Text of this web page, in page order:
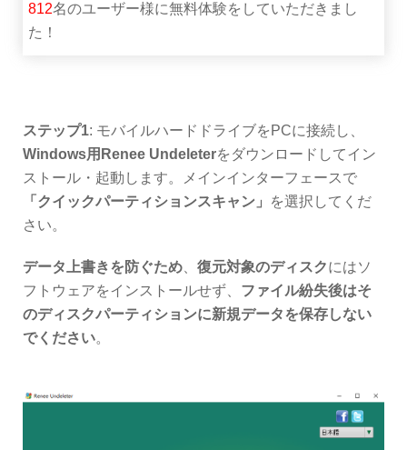
812名のユーザー様に無料体験をしていただきまし
た！
ステップ1: モバイルハードドライブをPCに接続し、
Windows用Renee Undeleterをダウンロードしてイン
ストール・起動します。メインインターフェースで
「クイックパーティションスキャン」
を選択してくだ
さい。
データ上書きを防ぐため 復元対象のディスクにはソ
フトウェアをインストールせず、 ファイル紛失後はそ
のディスクパーティションに新規データを保存しない
でください。